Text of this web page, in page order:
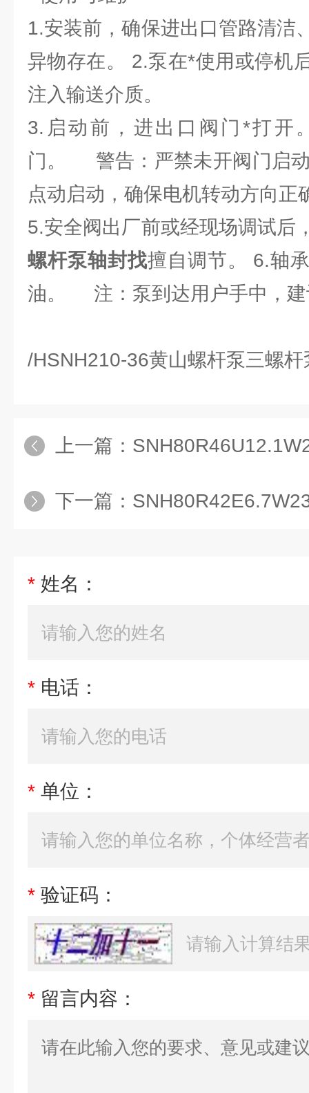
1.安装前，确保进出口管路清洁
异物存在。 2.泵在*使用或停机
注入输送介质。
3.启动前，进出口阀门*打开
门。 警告：严禁未开阀门启
点动启动，确保电机转动方向正
5.安全阀出厂前或经现场调试后
螺杆泵轴封找擅自调节。 6.轴
油。 注：泵到达用户手中，建
/HSNH210-36黄山螺杆泵三螺
上一篇：
下一篇： SNH80R42E6.7W23
* 姓名：
* 电话：
* 单位：
* 验证码：
* 留言内容：